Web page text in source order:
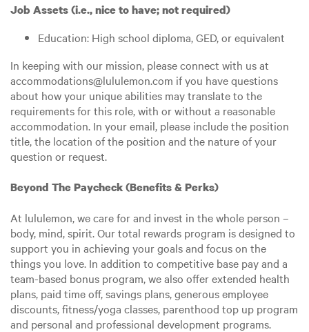
Job Assets (i.e., nice to have; not required)
Education: High school diploma, GED, or equivalent
In keeping with our mission, please connect with us at
accommodations@lululemon.com if you have questions
about how your unique abilities may translate to the
requirements for this role, with or without a reasonable
accommodation. In your email, please include the position
title, the location of the position and the nature of your
question or request.
Beyond The Paycheck (Benefits & Perks)
At lululemon, we care for and invest in the whole person –
body, mind, spirit. Our total rewards program is designed to
support you in achieving your goals and focus on the
things you love. In addition to competitive base pay and a
team-based bonus program, we also offer extended health
plans, paid time off, savings plans, generous employee
discounts, fitness/yoga classes, parenthood top up program
and personal and professional development programs.